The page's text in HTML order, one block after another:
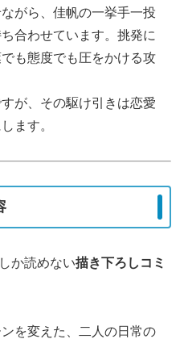
がら、佳帆の一挙手一投
合わせています。挑発に
も態度でも圧をかける攻
が、その駆け引きは恋愛
ます。
か読めない描き下ろしコミ
を変えた、二人の日常の